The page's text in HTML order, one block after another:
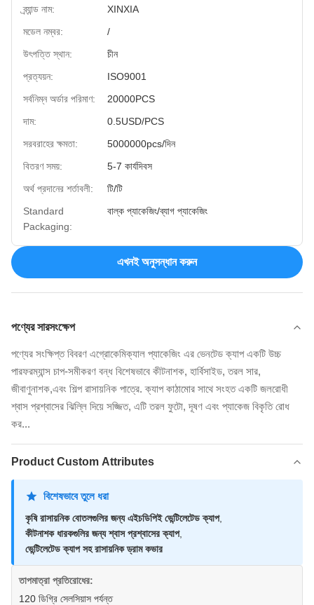
ব্র্যান্ড নাম:
XINXIA
মডেল নম্বর:
/
উৎপত্তি স্থান:
চীন
প্রত্যয়ন:
ISO9001
সর্বনিম্ন অর্ডার পরিমাণ:
20000PCS
দাম:
0.5USD/PCS
সরবরাহের ক্ষমতা:
5000000pcs/দিন
বিতরণ সময়:
5-7 কার্যদিবস
অর্থ প্রদানের শর্তাবলী:
টি/টি
Standard
Packaging:
বাল্ক প্যাকেজিং/ব্যাগ প্যাকেজিং
এখনই অনুসন্ধান করুন
পণ্যের সারসংক্ষেপ
পণ্যের সংক্ষিপ্ত বিবরণ এগ্রোকেমিক্যাল প্যাকেজিং এর ভেনটেড ক্যাপ একটি উচ্চ
পারফরম্যান্স চাপ-সমীকরণ বন্ধ বিশেষভাবে কীটনাশক, হার্বিসাইড, তরল সার,
জীবাণুনাশক,এবং শিল্প রাসায়নিক পাত্রে. ক্যাপ কাঠামোর সাথে সংহত একটি জলরোধী
শ্বাস প্রশ্বাসের ঝিল্লি দিয়ে সজ্জিত, এটি তরল ফুটো, দূষণ এবং প্যাকেজ বিকৃতি রোধ
কর...
Product Custom Attributes
বিশেষভাবে তুলে ধরা
কৃষি রাসায়নিক বোতলগুলির জন্য এইচডিপিই ভেন্টিলেটেড ক্যাপ,
কীটনাশক ধারকগুলির জন্য শ্বাস প্রশ্বাসের ক্যাপ,
ভেন্টিলেটেড ক্যাপ সহ রাসায়নিক ড্রাম কভার
তাপমাত্রা প্রতিরোধের:
120 ডিগ্রি সেলসিয়াস পর্যন্ত